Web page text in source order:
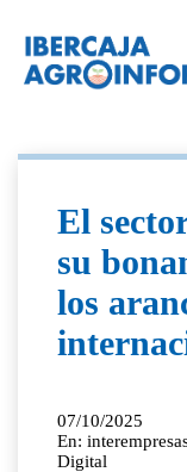
El
su
los
07/10/2025
En:
Digital